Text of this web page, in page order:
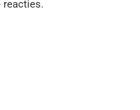
reacties.